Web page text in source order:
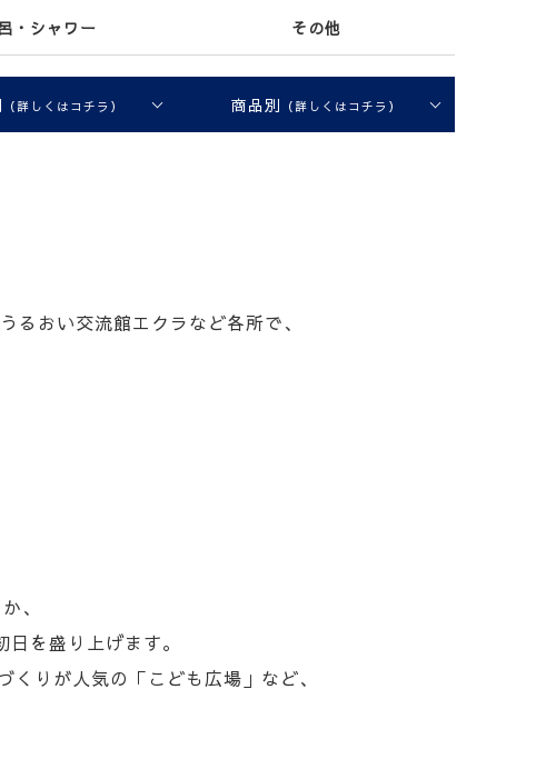
・シャワー その他
（詳しくはコチラ） 商品別 （詳しくはコチラ）
おい交流館エクラなど各所で、
、
を盛り上げます。
りが人気の「こども広場」など、